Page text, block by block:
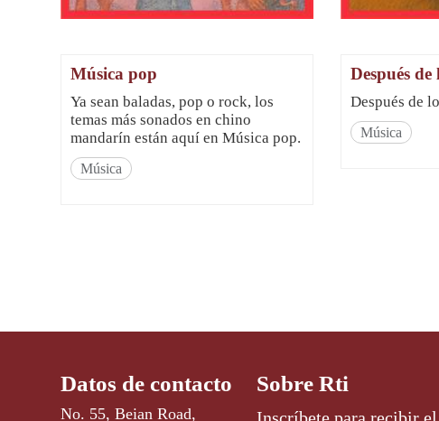
Música pop
Ya sean baladas, pop o rock, los
temas más sonados en chino
mandarín están aquí en Música pop.
Música
Después de
Después de
Música
Datos de contacto
No. 55, Beian Road,
Sobre Rti